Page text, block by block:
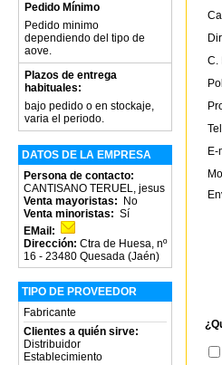
Pedido Mínimo
Pedido minimo
dependiendo del tipo de
aove.
Plazos de entrega
habituales:
bajo pedido o en stockaje,
varia el periodo.
DATOS DE LA EMPRESA
Persona de contacto:
CANTISANO TERUEL, jesus
Venta mayoristas:
No
Venta minoristas: Sí
EMail:
Dirección: Ctra de Huesa, nº
16 - 23480 Quesada (Jaén)
TIPO DE PROVEEDOR
Fabricante
Clientes a quién sirve:
Distribuidor
Establecimiento
C.
E-